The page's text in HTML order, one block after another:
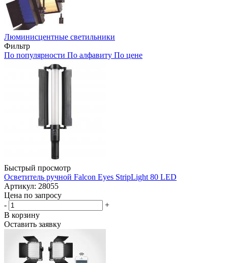
Люминисцентные светильники
Фильтр
По популярности По алфавиту По цене
Быстрый просмотр
Осветитель ручной Falcon Eyes StripLight 80 LED
Артикул: 28055
Цена по запросу
-
+
В корзину
Оставить заявку